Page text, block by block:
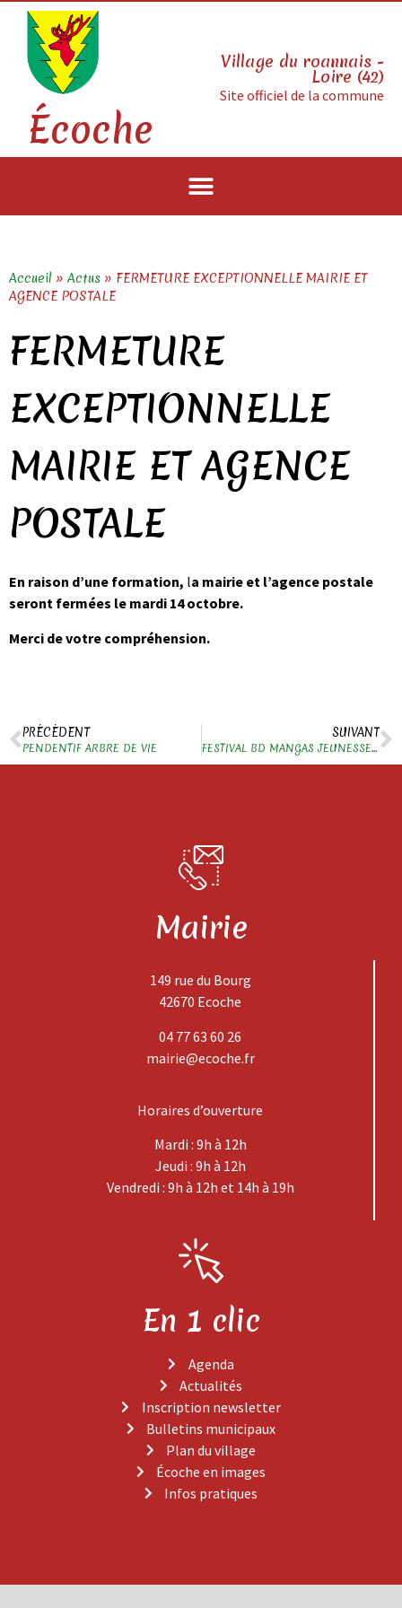
Écoche
Village du roannais -
Loire (42)
Site officiel de la commune
Accueil » Actus » FERMETURE EXCEPTIONNELLE MAIRIE ET
AGENCE POSTALE
FERMETURE
EXCEPTIONNELLE
MAIRIE ET AGENCE
POSTALE
En raison d’une formation, la mairie et l’agence postale
seront fermées le mardi 14 octobre.
Merci de votre compréhension.
PRÉCÉDENT
PENDENTIF ARBRE DE VIE
SUIVANT
FESTIVAL BD MANGAS JEUNESSE A LA BIBLIOTHÈQUE D’ÉCOCHE CE SAMEDI
Mairie
149 rue du Bourg
42670 Ecoche
04 77 63 60 26
mairie@ecoche.fr
Horaires d’ouverture
Mardi : 9h à 12h
Jeudi : 9h à 12h
Vendredi : 9h à 12h et 14h à 19h
En 1 clic
Agenda
Actualités
Inscription newsletter
Bulletins municipaux
Plan du village
Écoche en images
Infos pratiques